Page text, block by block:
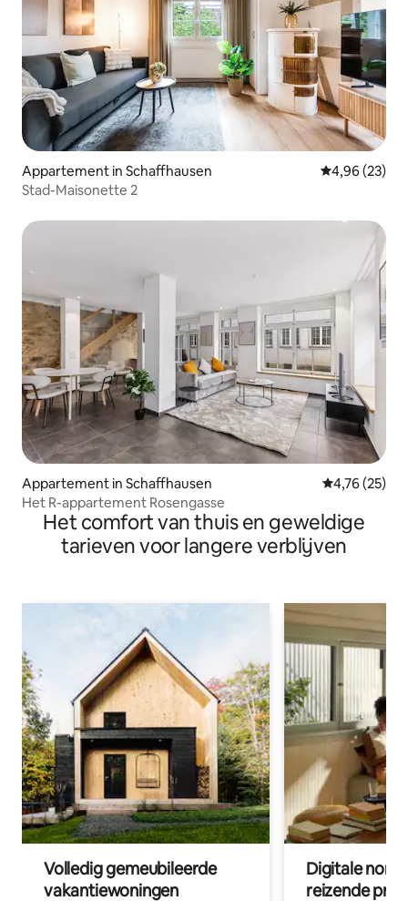
Appartement in Schaffhausen Gemiddelde
4,96 (23)
Stad-Maisonette 2
Appartement in Schaffhausen Gemiddelde
4,76 (25)
Het R-appartement Rosengasse
Het comfort van thuis en geweldige
tarieven voor langere verblijven
Volledig gemeubileerde
vakantiewoningen
Digitale
reizende